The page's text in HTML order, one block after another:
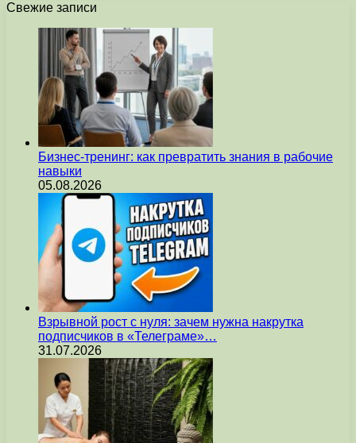
Свежие записи
Бизнес-тренинг: как превратить знания в рабочие
навыки
05.08.2026
Взрывной рост с нуля: зачем нужна накрутка
подписчиков в «Телеграме»…
31.07.2026